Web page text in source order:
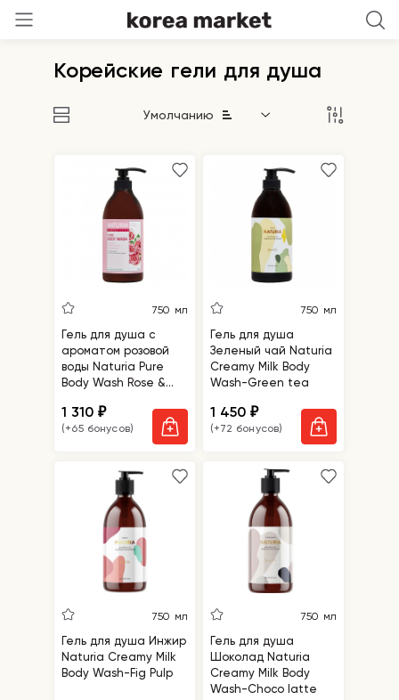
Корейские гели для душа
Умолчанию
750 мл
Гель для душа с
ароматом розовой
воды Naturia Pure
Body Wash Rose &
1 310₽
(+65 бонусов)
750 мл
Гель для душа
Зеленый чай Naturia
Creamy Milk Body
Wash-Green tea
1 450₽
(+72 бонусов)
750 мл
Гель для душа Инжир
Naturia Creamy Milk
Body Wash-Fig Pulp
750 мл
Гель для душа
Шоколад Naturia
Creamy Milk Body
Wash-Choco latte